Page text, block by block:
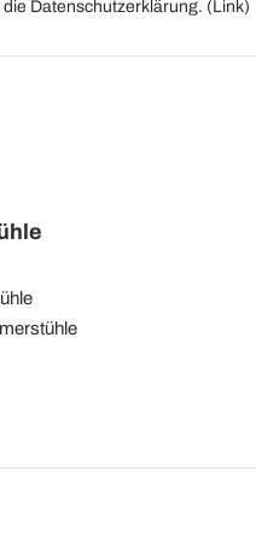
Datenschutzerklärung. (Link)